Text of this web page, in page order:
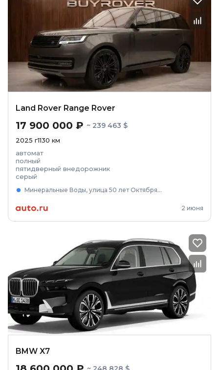
Land Rover Range Rover
17 900 000 ₽ ~ 239 463 $
2025 г1130 км
автомат
полный
пятидверный внедорожник
серый
Минеральные Воды, улица 50 лет Октября, 65
2 июня
BMW X7